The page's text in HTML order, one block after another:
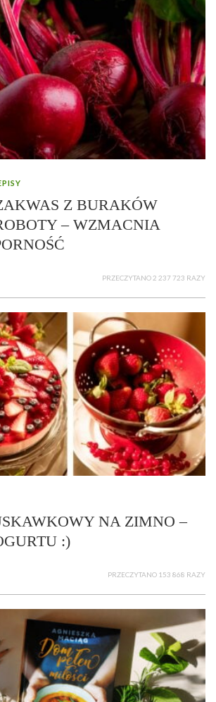
Z BURAKÓW
– WZMACNIA
PRZECZYTANO 2 237 723 RAZY
NA ZIMNO –
:)
PRZECZYTANO 153 868 RAZY